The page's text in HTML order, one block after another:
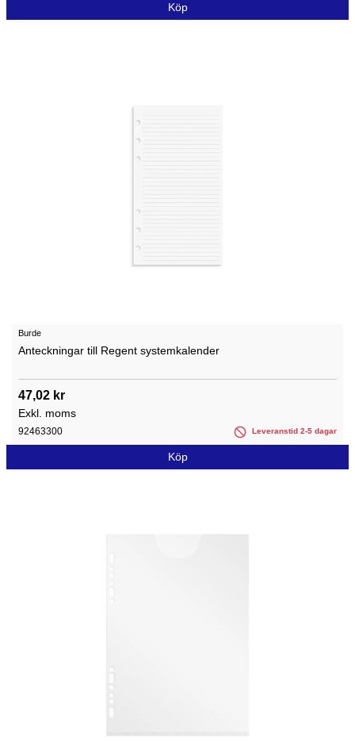
Köp
Burde
Anteckningar till Regent systemkalender
47,02 kr
Exkl. moms
92463300 Leveranstid 2-5 dagar
Köp